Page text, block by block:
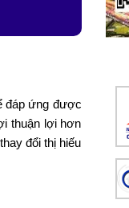
đáp ứng được
thuận lợi hơn
đổi thị hiếu